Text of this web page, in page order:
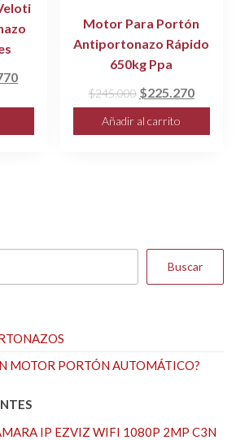
El
es:
Motor Para Portón
Antiportonazo Rápido
650kg Ppa
$245.000 El
precio
original
$225.270El
precio
actual
Añadir al carrito
Buscar
MOTOR PORTÓN AUTOMÁTICO?
IP EZVIZ WIFI 1080P 2MP C3N